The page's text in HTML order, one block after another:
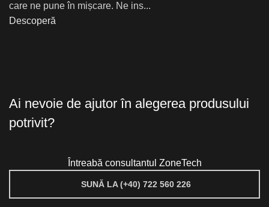
care ne pune în mișcare. Ne ins...
Descoperă
Ai nevoie de ajutor în alegerea produsului
potrivit?
Întreabă consultantul ZoneTech
SUNĂ LA (+40) 722 560 226